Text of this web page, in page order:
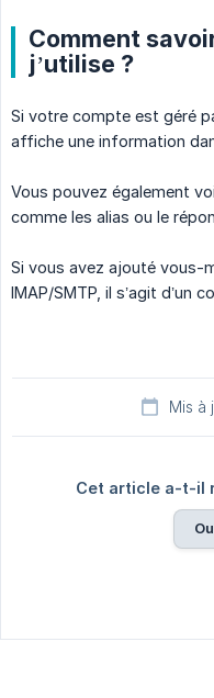
Comment
j’utilise ?
Si votre compte est géré
affiche une information
Vous pouvez également
comme les alias ou le
Si vous avez ajouté vous-
IMAP/SMTP, il s’agit d’un
Mis à
Cet article a-t-il